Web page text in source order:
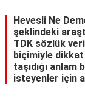
Hevesli Ne
şeklindeki
TDK sözlük
biçimiyle dikkat
taşıdığı anlam
isteyenler için